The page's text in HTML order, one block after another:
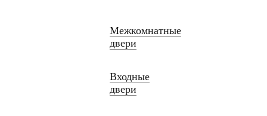
Межкомнатные
двери
Входные
двери